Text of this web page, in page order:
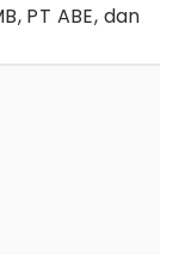
PT ABE, dan